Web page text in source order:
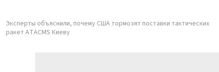
Эксперты объяснили, почему США тормозят поставки тактических
ракет ATACMS Киеву